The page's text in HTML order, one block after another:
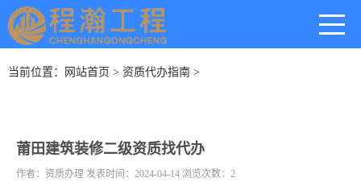
当前位置： 网站首页 > 资质代办指南 >
莆田建筑装修二级资质找代办
作者：资质办理 发表时间：2024-04-14 浏览次数：2